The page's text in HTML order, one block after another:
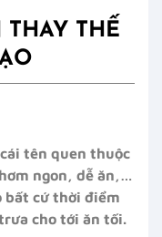
THẾ
tên quen thuộc
ngon, dễ ăn,…
bất cứ thời điểm
cho tới ăn tối.